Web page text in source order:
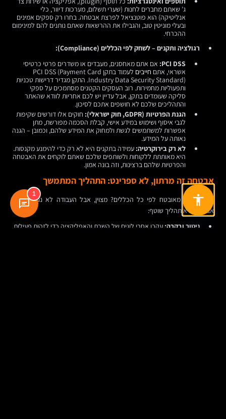
ג' שאתם מחברים לחנות (שערי תשלום, מערכות דיוור, כלי
אנליטיקה) הוא פוטנציאל לפרצת אבטחה. בחרו רק ספקים אמינים
ובעלי מוניטין טוב, והגבילו את ההרשאות שאתם נותנים להם למינימום
ההכרחי.
רגולציה ותקנים – לשחק לפי הכללים (Compliance):
PCI DSS: אם אתם מאחסנים, מעבדים או משדרים פרטי כרטיסי
אשראי, אתם חייבים
לעמוד בתקן PCI DSS (Payment Card
Industry Data Security Standard). התקן מגדיר דרישות טכניות
ותפעוליות מחמירות. רוב העסקים הקטנים מסתמכים על ספקי
סליקה שעומדים בתקן, אבל עדיין יש לכם אחריות לוודא שהאתר
והתהליכים שלכם לא חושפים אתכם לסיכון.
הגנת הפרטיות (GDPR, חוק ישראלי):
חוקים אלו דורשים שקיפות
לגבי איסוף ושימוש במידע אישי, קבלת הסכמה מפורשת, מתן
אפשרות למשתמשים לגשת ולמחוק את המידע שלהם, וכמובן – הגנה
נאותה על המידע.
לא רק בירוקרטיה: עמידה בתקנים היא לא רק כדי להימנע מקנסות.
היא מאותתת ללקוחות ולשותפים שלכם שאתם לוקחים את האבטחה
והפרטיות שלהם ברצינות, וזה בונה אמון.
אבטחה זה מרתון, לא ספרינט: התהליך המתמשך
בניתם אתר מאובטח לפי כל הכללים? מצוין, אבל העבודה לא נגמרת כאן.
אבטחה היא תהליך שוטף:
ניטור ובקרה: עקבו אחרי לוגים של השרת והאפליקציה כדי לזהות פעילות
1